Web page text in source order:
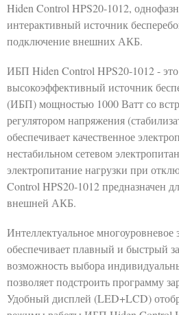
Hiden Control HPS20-1012,
интерактивный источник
подключение внешних АКБ.
ИБП Hiden Control HPS20-1012 -
высокоэффективный источник
(ИБП) мощностью 1000 Ватт со
регулятором напряжения
обеспечивает качественное
нестабильном сетевом
электропитание нагрузки при
Control HPS20-1012 предназначен
внешней АКБ.
Интеллектуальное многоуровневое
обеспечивает плавный и быстрый
возможность выбора
позволяет подстроить программу
Удобный дисплей (LED+LCD)